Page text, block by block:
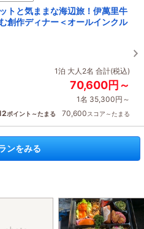
トと気ままな海辺旅！伊萬里牛
創作ディナー＜オールインクル
1泊 大人2名 合計(税込)
70,600円～
1名 35,300円～
ポイント～たまる 70,600スコア～たまる
ンをみる